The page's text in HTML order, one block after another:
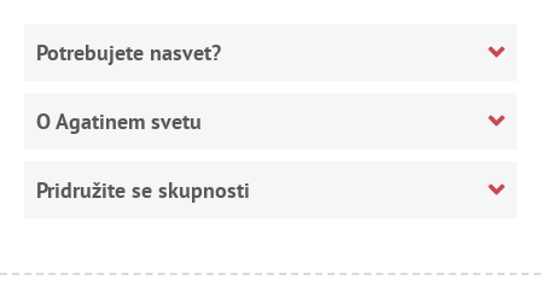
Potrebujete nasvet?
O Agatinem svetu
Pridružite se skupnosti